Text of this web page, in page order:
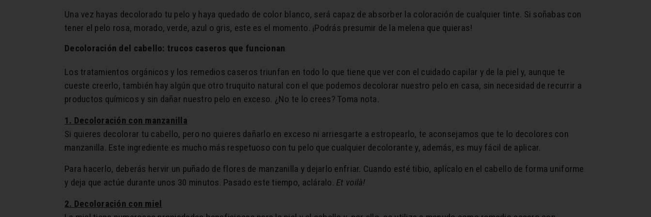
Una vez hayas decolorado tu pelo y haya quedado de color blanco, será capaz de absorber la coloración de cualquier tinte. Si soñabas con
tener el pelo rosa, morado, verde, azul o gris, este es el momento. ¡Podrás presumir de la melena que quieras!
Decoloración del cabello: trucos caseros que funcionan
Los tratamientos orgánicos y los remedios caseros triunfan en todo lo que tiene que ver con el cuidado capilar y de la piel y, aunque te
cueste creerlo, también hay algún que otro truquito natural con el que podemos decolorar nuestro pelo en casa, sin necesidad de recurrir a
productos químicos y sin dañar nuestro pelo en exceso. ¿No te lo crees? Toma nota.
1. Decoloración con manzanilla
Si quieres decolorar tu cabello, pero no quieres dañarlo en exceso ni arriesgarte a estropearlo, te aconsejamos que te lo decolores con
manzanilla. Este ingrediente es mucho más respetuoso con tu pelo que cualquier decolorante y, además, es muy fácil de aplicar.
Para hacerlo, deberás hervir un puñado de flores de manzanilla y dejarlo enfriar. Cuando esté tibio, aplícalo en el cabello de forma uniforme
y deja que actúe durante unos 30 minutos. Pasado este tiempo, acláralo. Et voilà!
2. Decoloración con miel